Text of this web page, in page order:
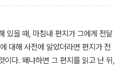
지 않았다. [……]말도 안 되는 국가
로 만나지 못하고 고통을 받고 있었
에서 그저 가련한 하나의 이야깃거
있을 때, 마침내 편지가 그에게 전달
대해 사전에 알았더라면 편지가 전
이다. 왜냐하면 그 편지를 읽고 난 뒤,